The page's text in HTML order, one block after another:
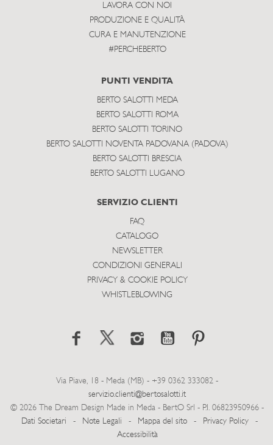
LAVORA CON NOI
PRODUZIONE E QUALITÀ
CURA E MANUTENZIONE
#PERCHEBERTO
PUNTI VENDITA
BERTO SALOTTI MEDA
BERTO SALOTTI ROMA
BERTO SALOTTI TORINO
BERTO SALOTTI NOVENTA PADOVANA (PADOVA)
BERTO SALOTTI BRESCIA
BERTO SALOTTI LUGANO
SERVIZIO CLIENTI
FAQ
CATALOGO
NEWSLETTER
CONDIZIONI GENERALI
PRIVACY & COOKIE POLICY
WHISTLEBLOWING
Via Piave, 18 - Meda (MB) - +39 0362 333082 -
servizio.clienti@bertosalotti.it
© 2026 The Dream Design Made in Meda - BertO Srl - P.I. 06823950966 -
Dati Societari
- Note Legali - Mappa del sito - Privacy Policy
-
Accessibilità